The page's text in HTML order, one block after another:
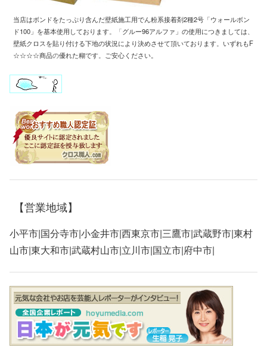
当店はボンドをたっぷり含んだ壁紙施工用でん粉系接着剤2種2号「ウォールボン
ド100」 を基本使用しております 。「グルー96アルファ」の使用につきましては、
壁紙クロスを貼り付ける下地の状況により決めさせて頂いております
いずれもF
☆☆☆☆商品の優れた糊です ご安心ください。
【営業地域】
小平市|国分寺市|小金井市|西東京市|三鷹市|武蔵野市|東村
山市|東大和市|武蔵村山市|立川市|国立市|府中市|